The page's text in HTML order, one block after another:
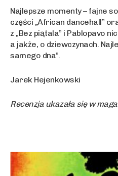
Najlepsze momenty – fajne
części „African dancehall”
z „Bez piątala” i Pablopavo
a jakże, o dziewczynach.
samego dna”.
Jarek Hejenkowski
Recenzja ukazała się w